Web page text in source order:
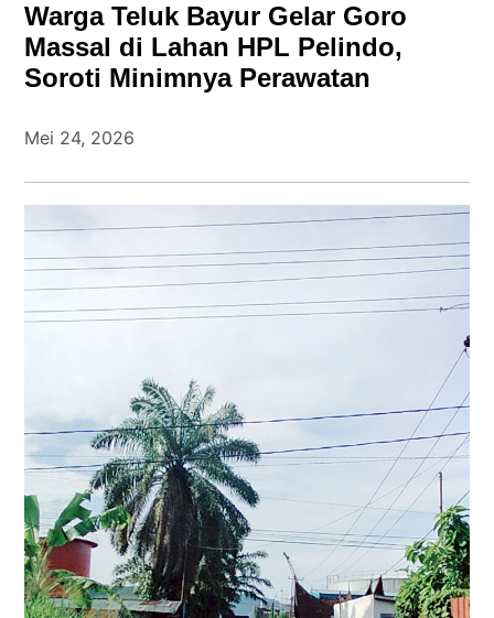
Kriminal
Peristiwa
Nasional
Tokoh
Olahraga
Internasional
Opini
Warga Teluk Bayur Gelar Goro
Massal di Lahan HPL Pelindo,
Soroti Minimnya Perawatan
Mei 24, 2026